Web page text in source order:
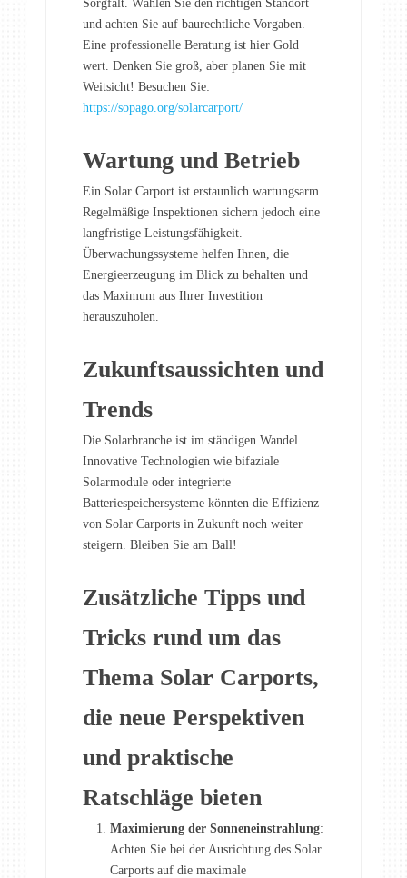
Sorgfalt. Wählen Sie den richtigen Standort
und achten Sie auf baurechtliche Vorgaben.
Eine professionelle Beratung ist hier Gold
wert. Denken Sie groß, aber planen Sie mit
Weitsicht! Besuchen Sie:
https://sopago.org/solarcarport/
Wartung und Betrieb
Ein Solar Carport ist erstaunlich wartungsarm.
Regelmäßige Inspektionen sichern jedoch eine
langfristige Leistungsfähigkeit.
Überwachungssysteme helfen Ihnen, die
Energieerzeugung im Blick zu behalten und
das Maximum aus Ihrer Investition
herauszuholen.
Zukunftsaussichten und
Trends
Die Solarbranche ist im ständigen Wandel.
Innovative Technologien wie bifaziale
Solarmodule oder integrierte
Batteriespeichersysteme könnten die Effizienz
von Solar Carports in Zukunft noch weiter
steigern. Bleiben Sie am Ball!
Zusätzliche Tipps und
Tricks rund um das
Thema Solar Carports,
die neue Perspektiven
und praktische
Ratschläge bieten
Maximierung der Sonneneinstrahlung:
Achten Sie bei der Ausrichtung des Solar
Carports auf die maximale